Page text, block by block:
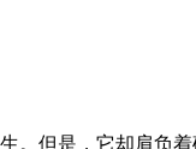
但是，它却肩负